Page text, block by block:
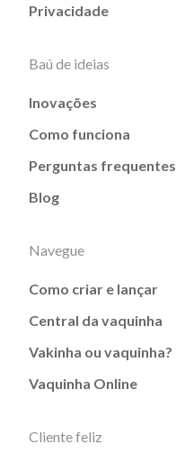
Privacidade
Baú de ideias
Inovações
Como funciona
Perguntas frequentes
Blog
Navegue
Como criar e lançar
Central da vaquinha
Vakinha ou vaquinha?
Vaquinha Online
Cliente feliz